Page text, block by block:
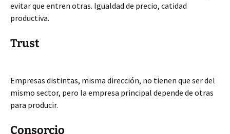
evitar que entren otras. Igualdad de precio, catidad
productiva.
Trust
Empresas distintas, misma dirección, no tienen que ser del
mismo sector, pero la empresa principal depende de otras
para producir.
Consorcio